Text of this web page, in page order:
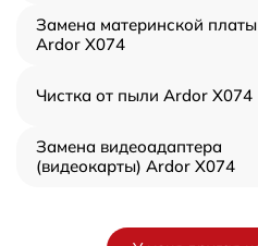
Замена материнской платы
Ardor X074
Чистка от пыли Ardor X074
Замена видеоадаптера
(видеокарты) Ardor X074